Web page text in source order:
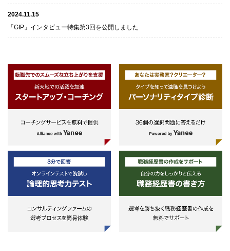
2024.11.15
「GIP」インタビュー特集第3回を公開しました